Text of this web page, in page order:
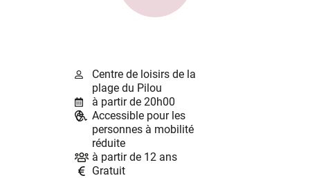
Centre de loisirs de la
plage du Pilou
à partir de 20h00
Accessible pour les
personnes à mobilité
réduite
à partir de 12 ans
Gratuit